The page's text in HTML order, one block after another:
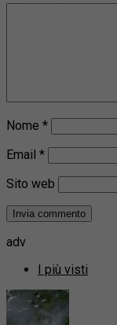
Nome *
Email *
Sito web
adv
I più visti